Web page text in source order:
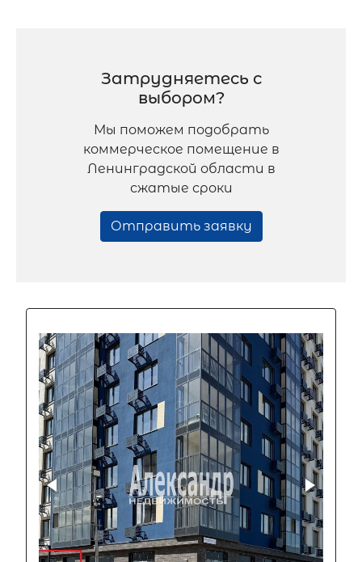
Затрудняетесь с
выбором?
Мы поможем подобрать
коммерческое помещение в
Ленинградской области в
сжатые сроки
Отправить заявку